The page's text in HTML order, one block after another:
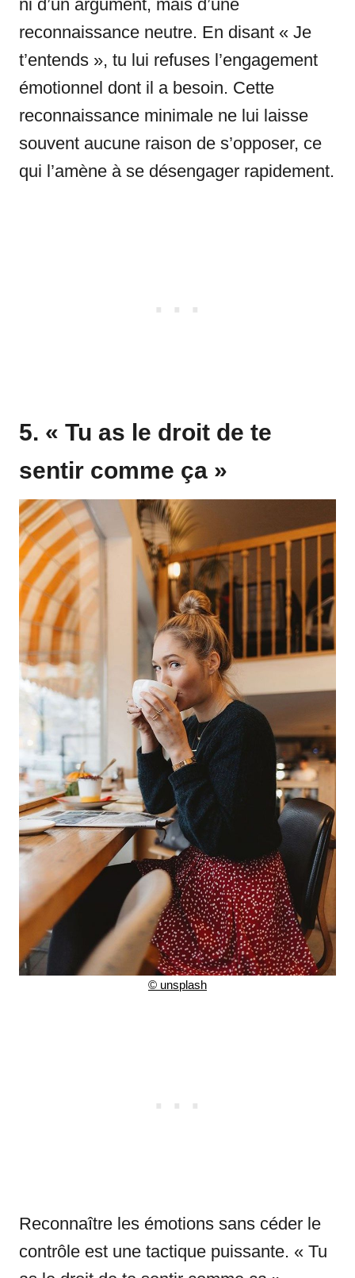
ni d’un argument, mais d’une
reconnaissance neutre. En disant « Je
t’entends », tu lui refuses l’engagement
émotionnel dont il a besoin. Cette
reconnaissance minimale ne lui laisse
souvent aucune raison de s’opposer, ce
qui l’amène à se désengager rapidement.
5. « Tu as le droit de te
sentir comme ça »
© unsplash
Reconnaître les émotions sans céder le
contrôle est une tactique puissante. « Tu